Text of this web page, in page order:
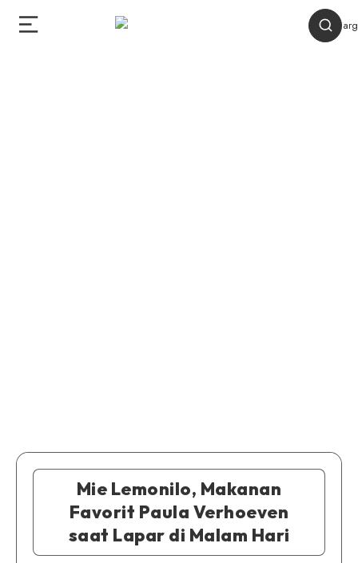
Mie Lemonilo, Makanan
Favorit Paula Verhoeven
saat Lapar di Malam Hari